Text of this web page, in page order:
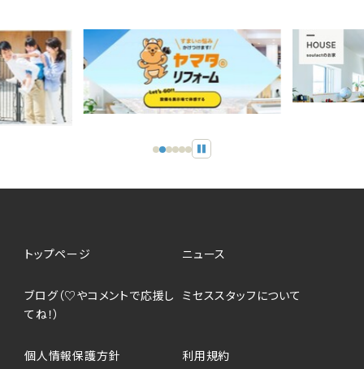
スライダーの自動再生を止め
トップページ ニュース
ブログ（♡やコメントで応援し
てね！）
ミセススタッフについて
個人情報保護方針 利用規約